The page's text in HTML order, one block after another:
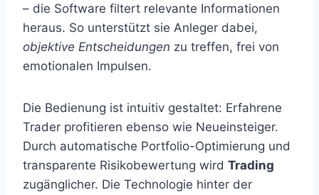
– die Software filtert relevante Informationen
heraus. So unterstützt sie Anleger dabei,
objektive Entscheidungen zu treffen, frei von
emotionalen Impulsen.
Die Bedienung ist intuitiv gestaltet: Erfahrene
Trader profitieren ebenso wie Neueinsteiger.
Durch automatische Portfolio-Optimierung und
transparente Risikobewertung wird Trading
zugänglicher. Die Technologie hinter der